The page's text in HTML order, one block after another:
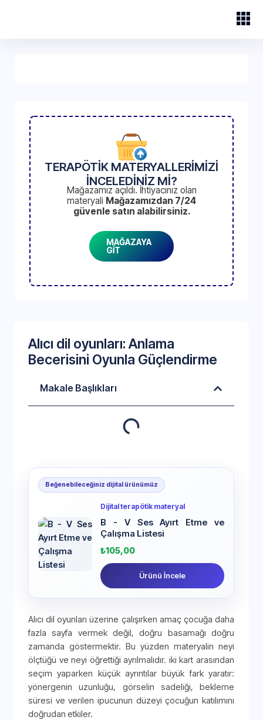
TERAPÖTİK MATERYALLERİMİZİ
İNCELEDİNİZ Mİ?
Mağazamız açıldı. İhtiyacınız olan
materyali Mağazamızdan 7/24
güvenle satın alabilirsiniz.
MAĞAZAYA
GİT
Alıcı dil oyunları: Anlama
Becerisini Oyunla Güçlendirme
Makale Başlıkları
Beğenebileceğiniz dijital ürünümüz
Dijital terapötik materyal
B - V Ses Ayırt Etme ve
Çalışma Listesi
₺105,00
Ürünü İncele
Alıcı dil oyunları üzerine çalışırken amaç çocuğa daha
fazla sayfa vermek değil, doğru basamağı doğru
zamanda göstermektir. Bu yüzden materyalin neyi
ölçtüğü ve neyi öğrettiği ayrılmalıdır. iki kart arasından
seçim yaparken küçük ayrıntılar büyük fark yaratır:
yönergenin uzunluğu, görselin sadeliği, bekleme
süresi ve verilen ipucunun düzeyi çocuğun katılımını
doğrudan etkiler.